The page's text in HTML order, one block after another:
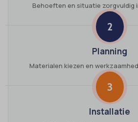
Behoeften en situatie zorgvuldig
2
Planning
Materialen kiezen en
3
Installatie